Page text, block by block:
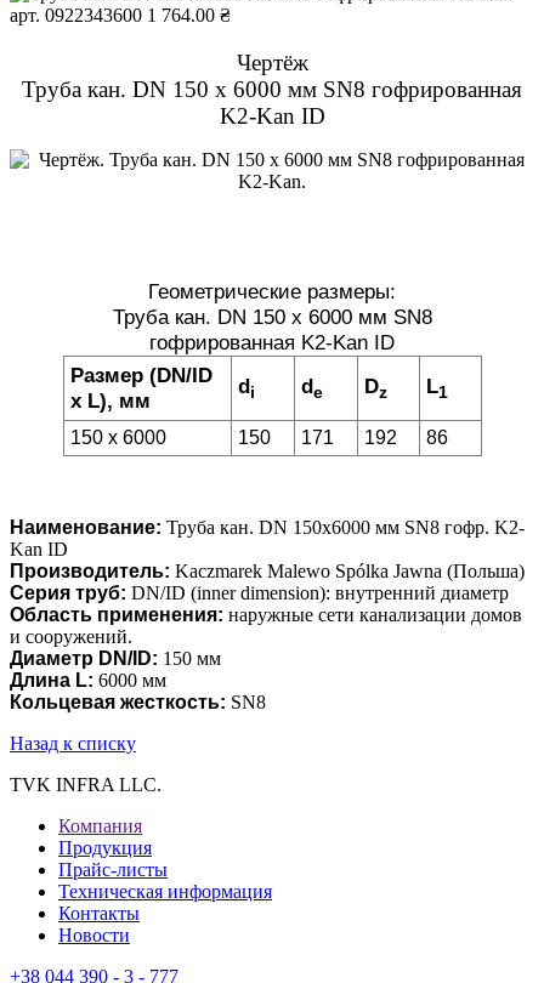
арт. 0922343600 1 764.00 ₴
Чертёж
Труба кан. DN 150 x 6000 мм SN8 гофрированная
K2-Kan ID
Геометрические размеры:
Труба кан. DN 150 x 6000 мм SN8
гофрированная K2-Kan ID
Размер (DN/ID
x L), мм
di de Dz L1
150 x 6000 150 171 192 86
Наименование: Труба кан. DN 150х6000 мм SN8 гофр. K2-
Kan ID
Производитель: Kaczmarek Malewo Spólka Jawna (Польша)
Серия труб: DN/ID (inner dimension): внутренний диаметр
Область применения: наружные сети канализации домов
и сооружений.
Диаметр DN/ID: 150 мм
Длина L: 6000 мм
Кольцевая жесткость: SN8
Назад к списку
TVK INFRA LLC.
Компания
Продукция
Прайс-листы
Техническая информация
Контакты
Новости
+38 044 390 - 3 - 777